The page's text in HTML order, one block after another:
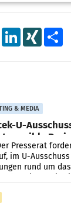
WhatsAppLinkedInXING
& MEDIA
U-
sensible
Presserat
im U-
rund um